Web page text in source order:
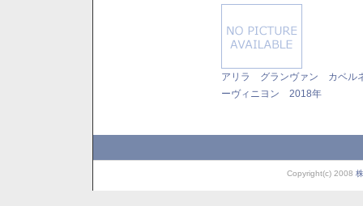
アリラ グランヴァン カベル
ーヴィニヨン 2018年
Copyright(c) 2008